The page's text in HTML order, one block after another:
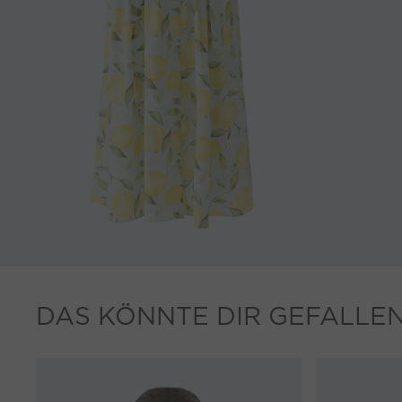
DAS KÖNNTE DIR